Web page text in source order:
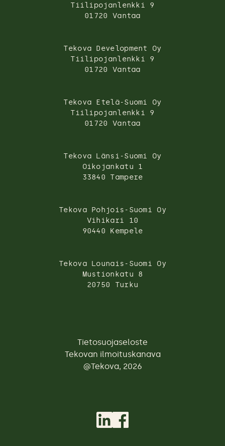
Tiilipojanlenkki 9
01720 Vantaa
Tekova Development Oy
Tiilipojanlenkki 9
01720 Vantaa
Tekova Etelä-Suomi Oy
Tiilipojanlenkki 9
01720 Vantaa
Tekova Länsi-Suomi Oy
Oikojankatu 1
33840 Tampere
Tekova Pohjois-Suomi Oy
Vihikari 10
90440 Kempele
Tekova Lounais-Suomi Oy
Mustionkatu 8
20750 Turku
Tietosuojaseloste
Tekovan ilmoituskanava
@Tekova, 2026